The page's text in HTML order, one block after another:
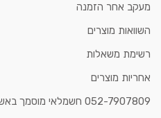
מעקב אחר הזמנה
השוואות מוצרים
רשימת משאלות
אחריות מוצרים
052-7907809 חשמלאי מוסמך באשדוד